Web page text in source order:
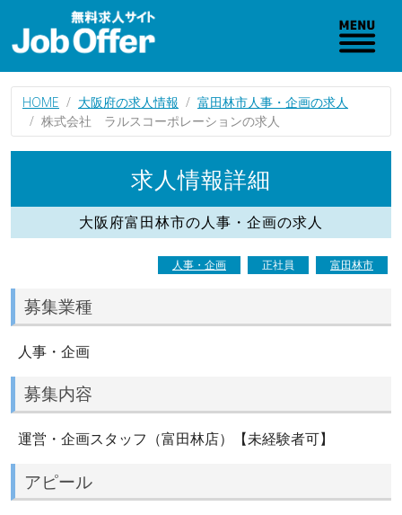
HOME 大阪府の求人情報
富田林市人事・企画の求人
株式会社 ラルスコーポレーションの求人
求人情報詳細
大阪府富田林市の人事・企画の求人
人事・企画 正社員 富田林市
募集業種
人事・企画
募集内容
運営・企画スタッフ（富田林店）【未経験者可】
アピール